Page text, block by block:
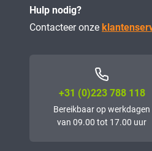
Hulp nodig?
Contacteer onze
+31 (0)223 788 118
Bereikbaar op werkdagen
van 09.00 tot 17.00 uur